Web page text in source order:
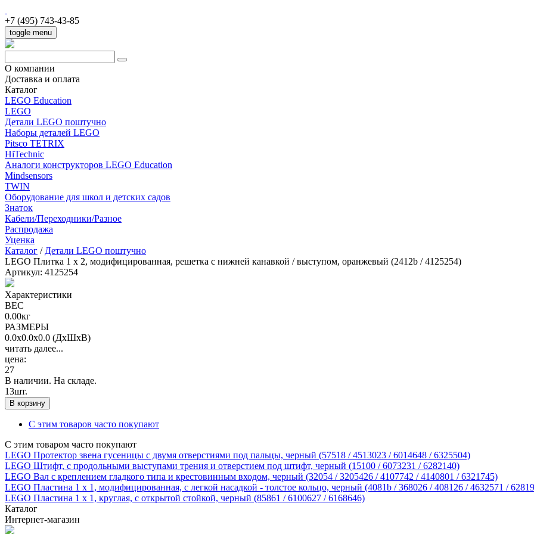
+7 (495) 743-43-85
toggle menu
О компании
Доставка и оплата
Каталог
LEGO Education
LEGO
Детали LEGO поштучно
Наборы деталей LEGO
Pitsco TETRIX
HiTechnic
Аналоги конструкторов LEGO Education
Mindsensors
TWIN
Оборудование для школ и детских садов
Знаток
Кабели/Переходники/Разное
Распродажа
Уценка
Каталог / Детали LEGO поштучно
LEGO Плитка 1 x 2, модифицированная, решетка с нижней канавкой / выступом, оранжевый (2412b / 4125254)
Артикул: 4125254
Характеристики
ВЕС
0.00кг
РАЗМЕРЫ
0.0x0.0x0.0 (ДxШxВ)
читать далее...
цена:
27
В наличии. На складе.
13шт.
В корзину
С этим товаров часто покупают
С этим товаром часто покупают
LEGO Протектор звена гусеницы с двумя отверстиями под пальцы, черный (57518 / 4513023 / 6014648 / 6325504)
LEGO Штифт, с продольными выступами трения и отверстием под штифт, черный (15100 / 6073231 / 6282140)
LEGO Вал с креплением гладкого типа и крестовинным входом, черный (32054 / 3205426 / 4107742 / 4140801 / 6321745)
LEGO Пластина 1 x 1, модифицированная, с легкой насадкой - толстое кольцо, черный (4081b / 368026 / 408126 / 4632571 /
LEGO Пластина 1 x 1, круглая, с открытой стойкой, черный (85861 / 6100627 / 6168646)
Каталог
Интернет-магазин